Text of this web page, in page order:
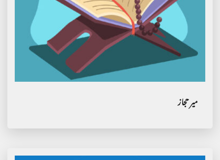
میر حجاز